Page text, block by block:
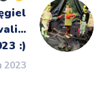
:)
2023